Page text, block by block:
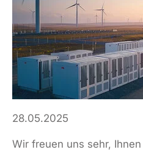
28.05.2025
Wir freuen uns sehr,